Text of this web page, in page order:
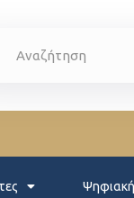
Ψηφιακή